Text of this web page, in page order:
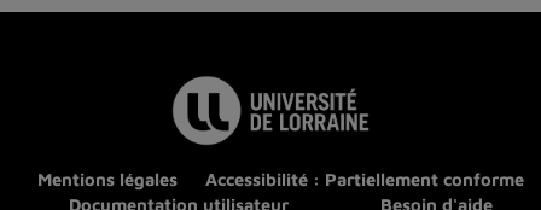
Mentions légales
Accessibilité : Partiellement conforme
Documentation utilisateur
Besoin d'aide